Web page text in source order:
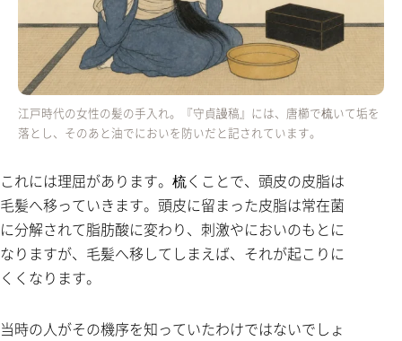
江戸時代の女性の髪の手入れ。『守貞謾稿』には、唐櫛で梳いて垢を
落とし、そのあと油でにおいを防いだと記されています。
これには理屈があります。梳くことで、頭皮の皮脂は
毛髪へ移っていきます。頭皮に留まった皮脂は常在菌
に分解されて脂肪酸に変わり、刺激やにおいのもとに
なりますが、毛髪へ移してしまえば、それが起こりに
くくなります。
当時の人がその機序を知っていたわけではないでしょ